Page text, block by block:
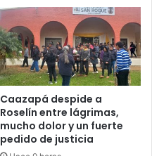
Caazapá despide a
Roselín entre lágrimas,
mucho dolor y un fuerte
pedido de justicia